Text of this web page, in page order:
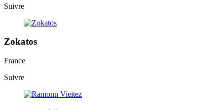
Suivre
Zokatos
France
Suivre